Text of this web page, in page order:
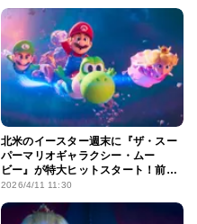
北米のイースター週末に『ザ・スー
パーマリオギャラクシー・ムー
ビー』が特大ヒットスタート！前作
と比較してみると…？
2026/4/11 11:30